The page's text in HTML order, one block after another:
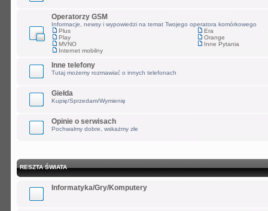
Operatorzy GSM
Informacje, newsy i wypowiedzi na temat Twojego operatora komórkowego
Plus
Era
Play
Orange
MVNO
Inne Pytania
Internet mobilny
Inne telefony
Tutaj możemy rozmawiać o innych telefonach
Giełda
Kupię/Sprzedam/Wymienię
Opinie o serwisach
Pochwalmy dobre, wskażmy złe
RESZTA ŚWIATA
Informatyka/Gry/Komputery